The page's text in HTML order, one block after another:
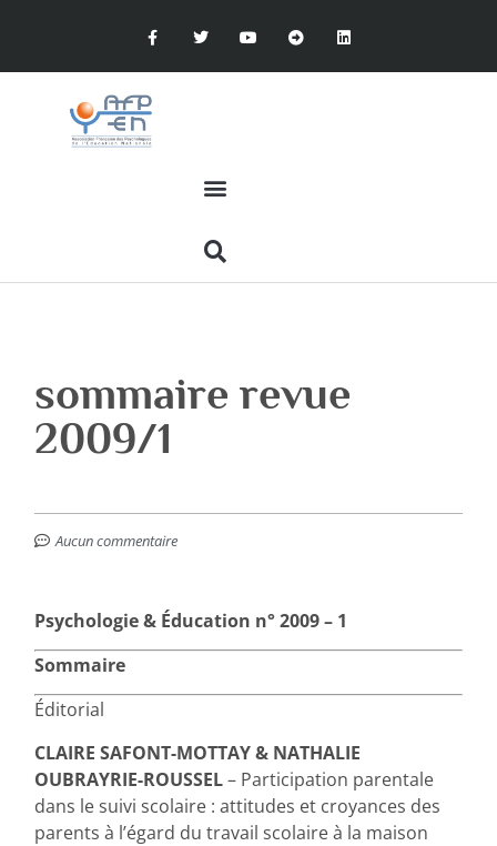
sommaire revue
2009/1
Aucun commentaire
Psychologie & Éducation n° 2009 – 1
Sommaire
Éditorial
CLAIRE SAFONT-MOTTAY & NATHALIE
OUBRAYRIE-ROUSSEL– Participation parentale
dans le suivi scolaire : attitudes et croyances des
parents à l’égard du travail scolaire à la maison